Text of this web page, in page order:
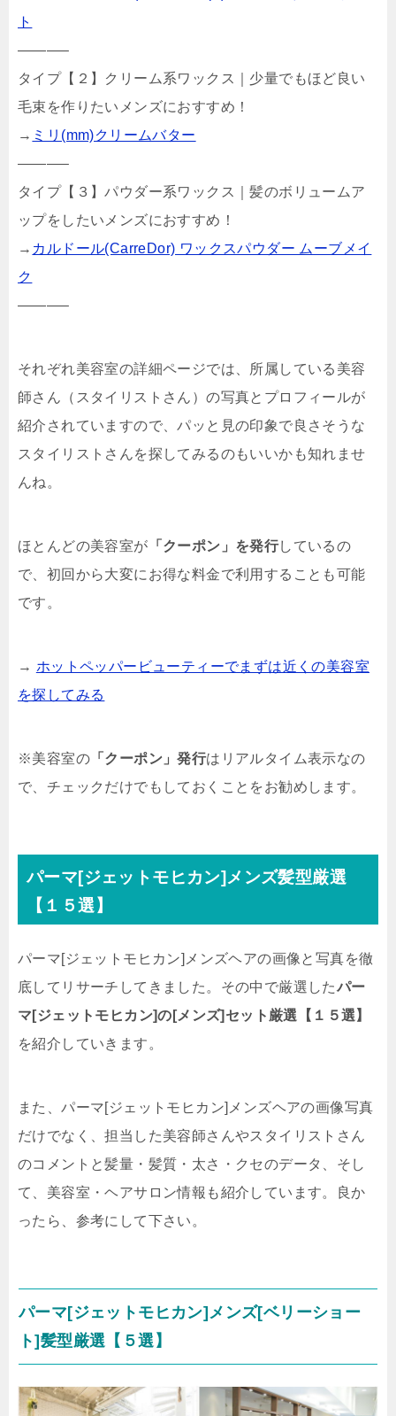
ト
———–
タイプ【２】クリーム系ワックス｜少量でもほど良い
毛束を作りたいメンズにおすすめ！
→ ミリ(mm)クリームバター
———–
タイプ【３】パウダー系ワックス｜髪のボリュームア
ップをしたいメンズにおすすめ！
→ カルドール(CarreDor) ワックスパウダー ムーブメイ
ク
———–
それぞれ美容室の詳細ページでは、所属している美容
師さん（スタイリストさん）の写真とプロフィールが
紹介されていますので、パッと見の印象で良さそうな
スタイリストさんを探してみるのもいいかも知れませ
んね。
ほとんどの美容室が 「クーポン」を発行しているの
で、初回から大変にお得な料金で利用することも可能
です。
→ ホットペッパービューティーでまずは近くの美容室
を探してみる
※美容室の 「クーポン」発行はリアルタイム表示なの
で、チェックだけでもしておくことをお勧めします。
パーマ[ジェットモヒカン]メンズ髪型厳選
【１５選】
パーマ[ジェットモヒカン]メンズヘアの画像と写真を徹
底してリサーチしてきました。その中で厳選したパー
マ[ジェットモヒカン]の[メンズ]セット厳選【１５選】
を紹介していきます。
また、パーマ[ジェットモヒカン]メンズヘアの画像写真
だけでなく、担当した美容師さんやスタイリストさん
のコメントと髪量・髪質・太さ・クセのデータ、そし
て、美容室・ヘアサロン情報も紹介しています。良か
ったら、参考にして下さい。
パーマ[ジェットモヒカン]メンズ[ベリーショー
ト]髪型厳選【５選】